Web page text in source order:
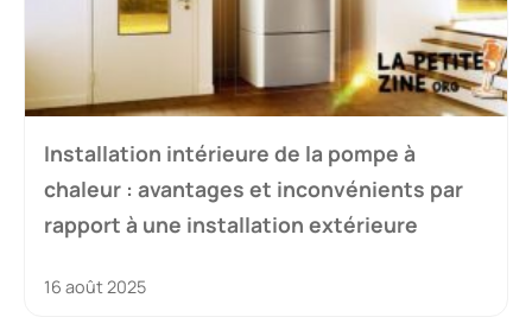
Installation intérieure de la pompe à
chaleur : avantages et inconvénients par
rapport à une installation extérieure
16 août 2025